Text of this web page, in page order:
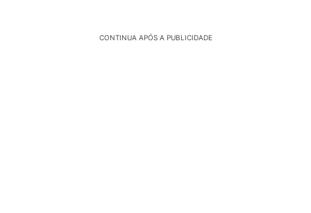
CONTINUA APÓS A PUBLICIDADE